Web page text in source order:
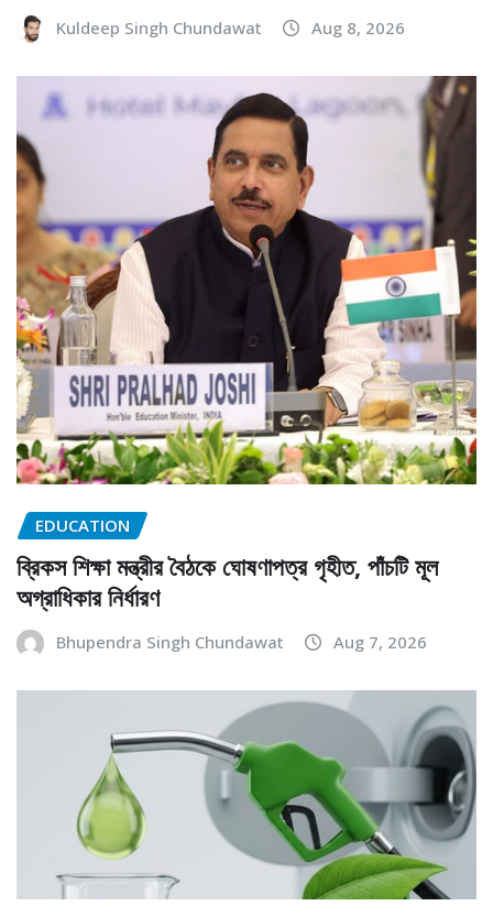
Kuldeep Singh Chundawat Aug 8, 2026
EDUCATION
ব্রিকস শিক্ষা মন্ত্রীর বৈঠকে ঘোষণাপত্র গৃহীত, পাঁচটি মূল
অগ্রাধিকার নির্ধারণ
Bhupendra Singh Chundawat Aug 7, 2026